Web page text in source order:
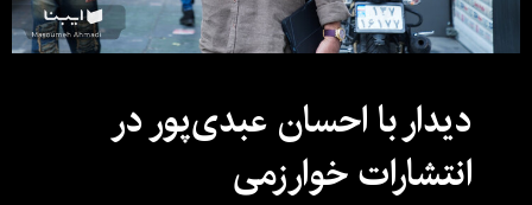
دیدار با احسان عبدی‌پور در
انتشارات خوارزمی